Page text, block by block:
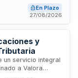
abierto,
de
comunicaciones
incidencias.
En Plazo
27/08/2026
y
un servicio integral
a Valora
Las Palmas de